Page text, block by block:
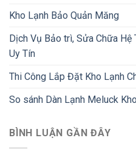
Kho Lạnh Bảo Quản Măng
Dịch Vụ Bảo trì, Sửa Chữa
Uy Tín
Thi Công Lắp Đặt Kho Lạnh
So sánh Dàn Lạnh Meluck
BÌNH LUẬN GẦN ĐÂY